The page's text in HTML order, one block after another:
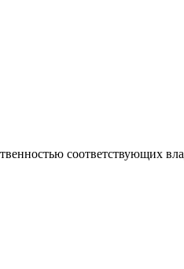
соответствующих